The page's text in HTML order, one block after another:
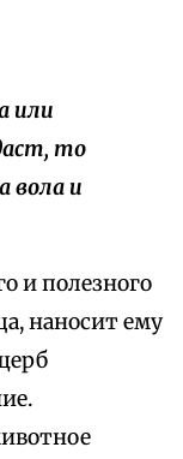
или
то
вола и
и полезного
наносит ему